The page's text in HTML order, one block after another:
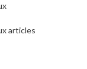
articles